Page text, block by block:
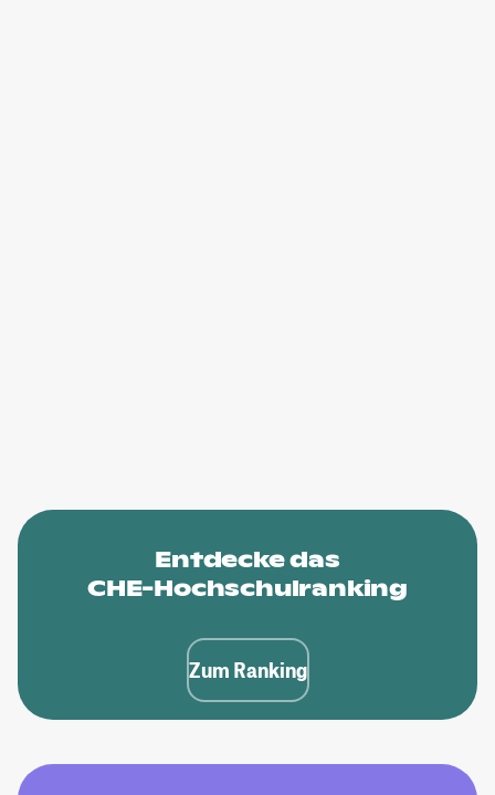
Entdecke das
CHE-Hochschulranking
Zum Ranking